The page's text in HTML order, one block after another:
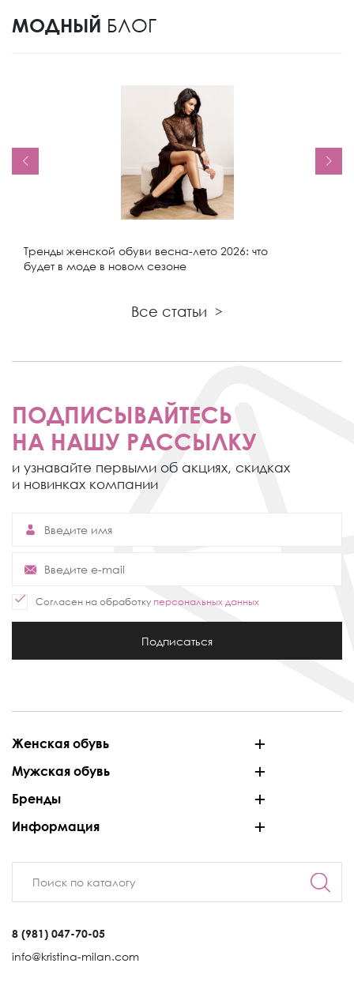
МОДНЫЙ БЛОГ
Тренды женской обуви весна-лето 2026: что
будет в моде в новом сезоне
Все статьи >
ПОДПИСЫВАЙТЕСЬ
НА НАШУ РАССЫЛКУ
и узнавайте первыми об акциях, скидках
и новинках компании
Согласен на обработку персональных данных
Подписаться
Женская обувь
Мужская обувь
Бренды
Информация
8 (981) 047-70-05
info@kristina-milan.com